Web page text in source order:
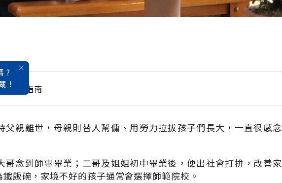
?
!
入學指南
父親離世，母親則替人幫傭、用勞力拉拔孩子們長大，一直很感念
哥念到師專畢業；二哥及姐姐初中畢業後，便出社會打拚，改善家
飯碗，家境不好的孩子通常會選擇師範院校。